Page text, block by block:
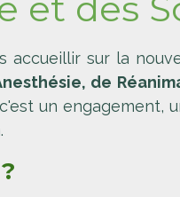
et des
accueillir sur la
de
un engagement,